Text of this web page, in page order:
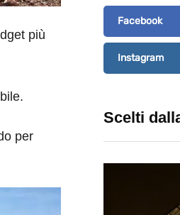
più
per
Facebook
Instagram
Scelti